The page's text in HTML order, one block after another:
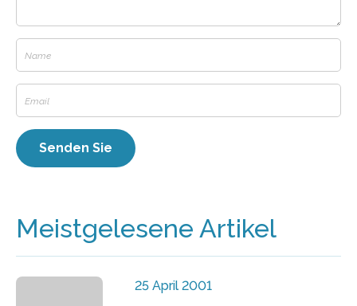
Meistgelesene Artikel
25 April 2001